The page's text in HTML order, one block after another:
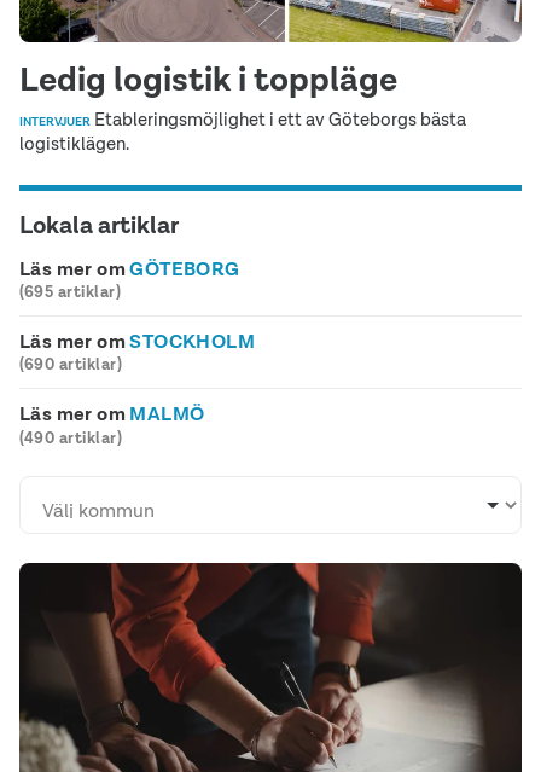
Ledig logistik i toppläge
INTERVJUER Etableringsmöjlighet i ett av Göteborgs bästa
logistiklägen.
Lokala artiklar
Läs mer omGÖTEBORG
(695 artiklar)
Läs mer omSTOCKHOLM
(690 artiklar)
Läs mer omMALMÖ
(490 artiklar)